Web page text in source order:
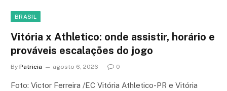
BRASIL
Vitória x Athletico: onde assistir, horário e
prováveis escalações do jogo
By Patricia agosto 6, 2026 0
Foto: Victor Ferreira /EC Vitória Athletico-PR e Vitória